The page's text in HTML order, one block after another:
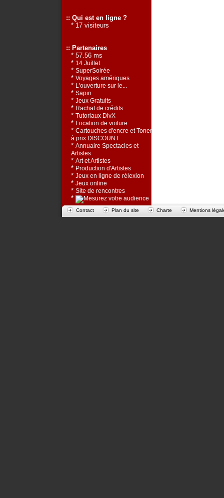
:: Qui est en ligne ?
* 17 visiteurs
:: Partenaires
* 57.56 ms
* 14 Juillet
* SuperSoirée
* Voyages amériques
* L'ouverture sur le...
* Sapin
* Jeux Gratuits
* Rachat de crédits
* Tutoriaux DivX
* Location de voiture
* Cartouches d'encre et Toners
à prix DISCOUNT
* Annuaire Spectacles et
Artistes
* Art et Artistes
* Production d'Artistes
* Jeux en ligne de rélexion
* Jeux online
* Site de rencontres
*
Contact Plan du site Charte Mentions